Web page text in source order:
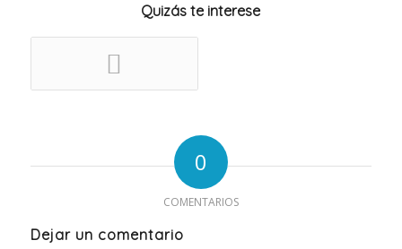
Quizás te interese
0
COMENTARIOS
Dejar un comentario